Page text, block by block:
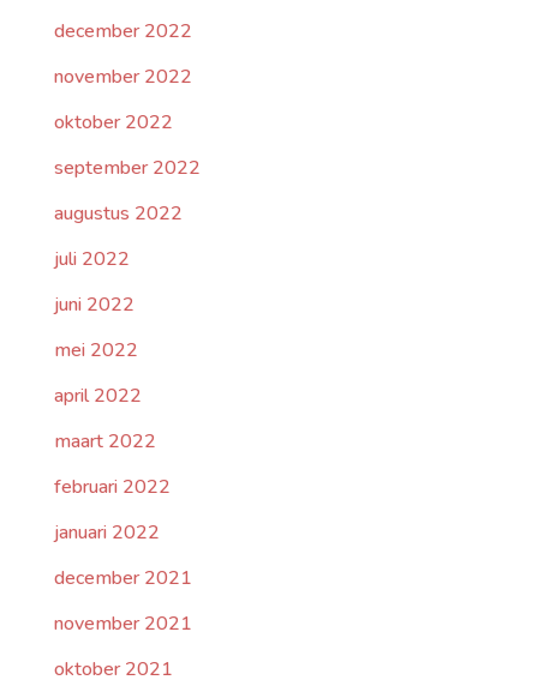
december 2022
november 2022
oktober 2022
september 2022
augustus 2022
juli 2022
juni 2022
mei 2022
april 2022
maart 2022
februari 2022
januari 2022
december 2021
november 2021
oktober 2021